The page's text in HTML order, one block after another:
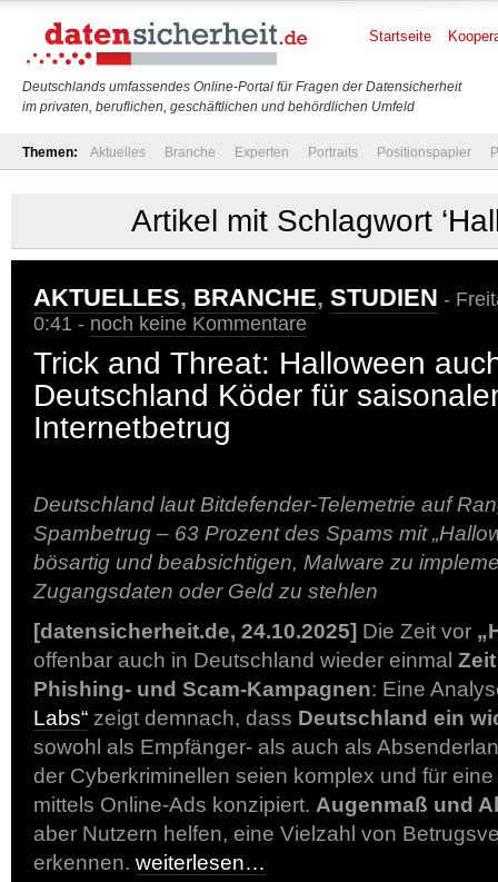
Deutschlands umfassendes Online-Portal für Fragen der Datensicherheit
im privaten, beruflichen, geschäftlichen und behördlichen Umfeld
Startseite
Themen: Aktuelles Branche Experten Portraits Positionspapier
Artikel mit Schlagwort
AKTUELLES, BRANCHE, STUDIEN -
0:41 - noch keine Kommentare
Trick and Threat: Halloween
Deutschland Köder für
Internetbetrug
Deutschland laut Bitdefender-Telemetrie auf
Spambetrug – 63 Prozent des Spams mit
bösartig und beabsichtigen, Malware zu
Zugangsdaten oder Geld zu stehlen
[datensicherheit.de, 24.10.2025] Die Zeit vor
offenbar auch in Deutschland wieder einmal
Phishing- und Scam-Kampagnen: Eine
Labs“ zeigt demnach, dass Deutschland ein
sowohl als Empfänger- als auch als
der Cyberkriminellen seien komplex und für
mittels Online-Ads konzipiert. Augenmaß und
aber Nutzern helfen, eine Vielzahl von
erkennen. weiterlesen…